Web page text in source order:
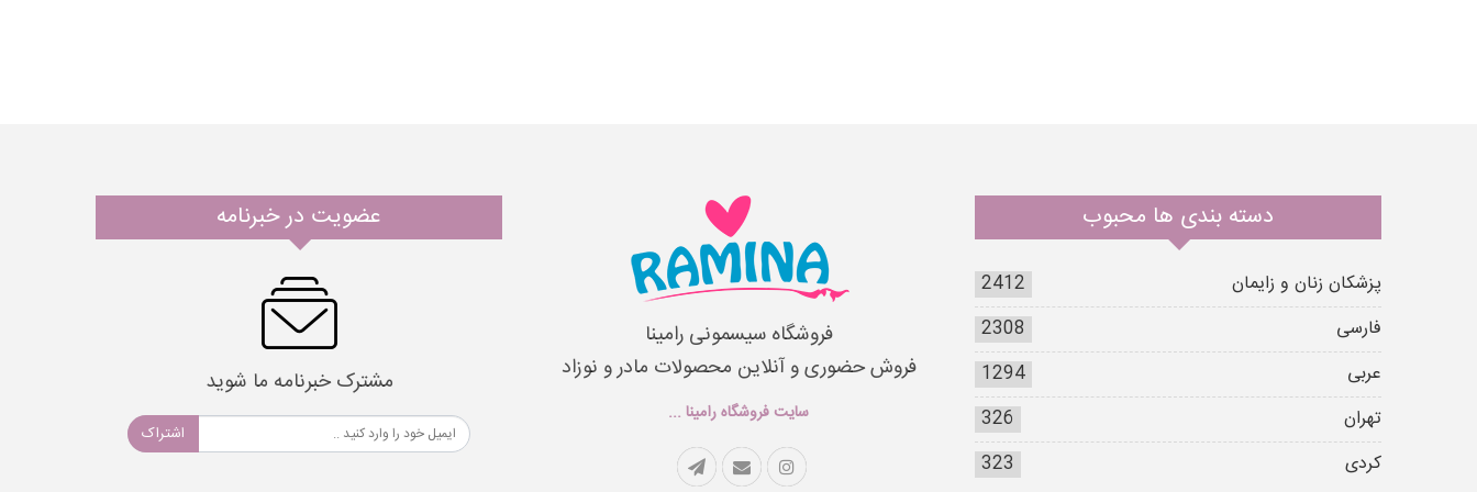
دسته بندی ها محبوب
پزشکان زنان و زایمان
2412
فارسی
2308
عربی
1294
تهران
326
کردی
323
فروشگاه سیسمونی رامینا
فروش حضوری و آنلاین محصولات مادر و نوزاد
سایت فروشگاه رامینا ...
عضویت در خبرنامه
مشترک خبرنامه ما شوید
اشتراک